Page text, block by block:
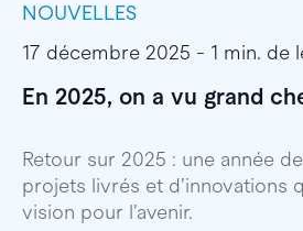
NOUVELLES
17 décembre 2025 - 1 min. de
En 2025, on a vu grand
Retour sur 2025 : une année
projets livrés et d’innovations
vision pour l’avenir.